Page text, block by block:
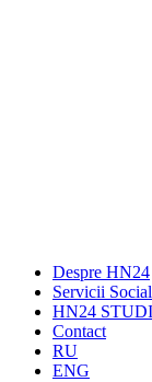
Despre HN24
Servicii
HN24
Contact
RU
ENG